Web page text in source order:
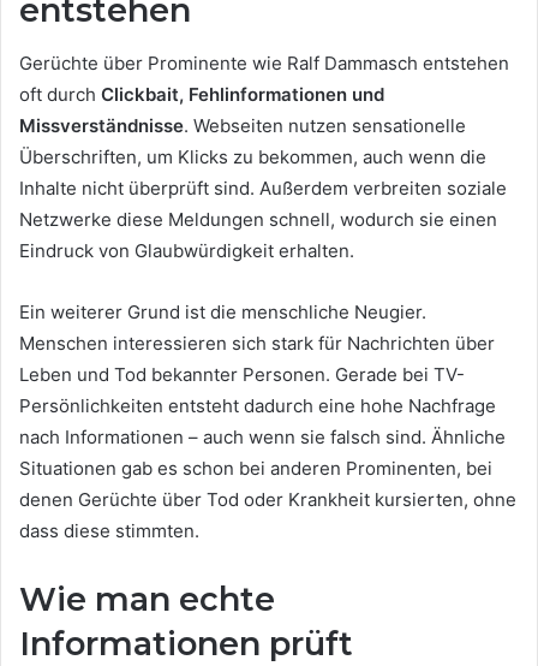
entstehen
Gerüchte über Prominente wie Ralf Dammasch entstehen
oft durch Clickbait, Fehlinformationen und
Missverständnisse. Webseiten nutzen sensationelle
Überschriften, um Klicks zu bekommen, auch wenn die
Inhalte nicht überprüft sind. Außerdem verbreiten soziale
Netzwerke diese Meldungen schnell, wodurch sie einen
Eindruck von Glaubwürdigkeit erhalten.
Ein weiterer Grund ist die menschliche Neugier.
Menschen interessieren sich stark für Nachrichten über
Leben und Tod bekannter Personen. Gerade bei TV-
Persönlichkeiten entsteht dadurch eine hohe Nachfrage
nach Informationen – auch wenn sie falsch sind. Ähnliche
Situationen gab es schon bei anderen Prominenten, bei
denen Gerüchte über Tod oder Krankheit kursierten, ohne
dass diese stimmten.
Wie man echte
Informationen prüft